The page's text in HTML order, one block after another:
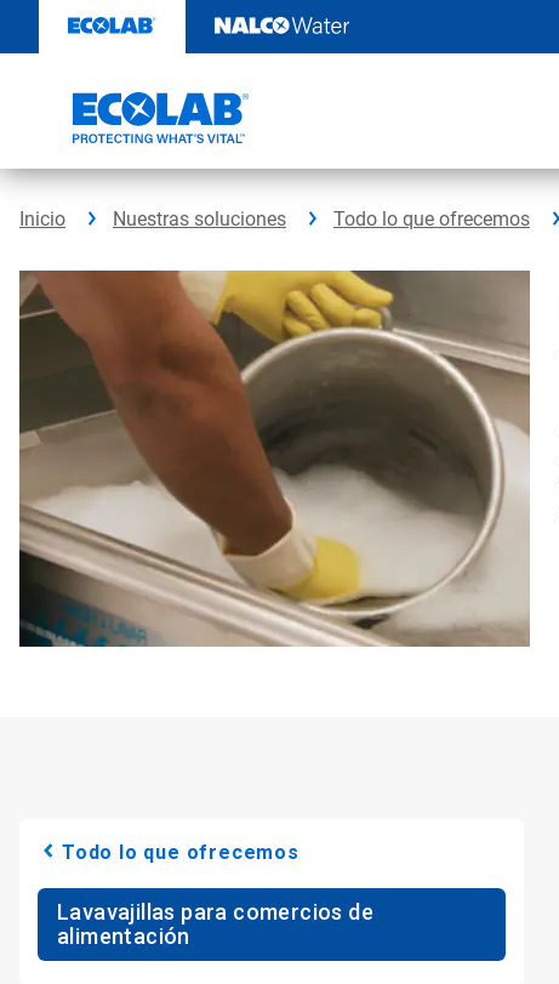
contenido
Inicio Nuestras soluciones Todo lo que ofrecemos
Todo lo que ofrecemos
Lavavajillas para comercios de
alimentación